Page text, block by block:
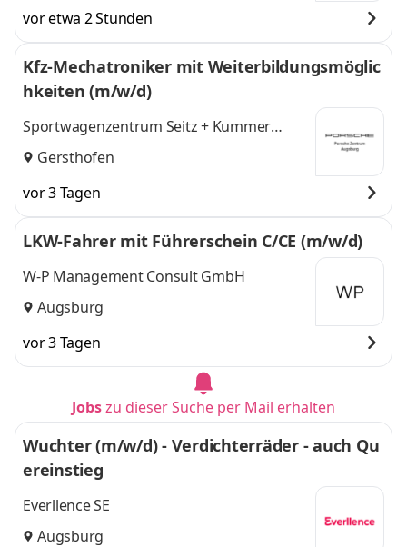
vor etwa 2 Stunden
Kfz-Mechatroniker mit Weiterbildungsmöglic
hkeiten (m/w/d)
Sportwagenzentrum Seitz + Kummer
GmbH Porsche Zentrum Augsburg
Gersthofen
vor 3 Tagen
LKW-Fahrer mit Führerschein C/CE (m/w/d)
W-P Management Consult GmbH
Augsburg
vor 3 Tagen
Jobszu dieser Suche per Mail erhalten
Wuchter (m/w/d) - Verdichterräder - auch Qu
ereinstieg
Everllence SE
Augsburg